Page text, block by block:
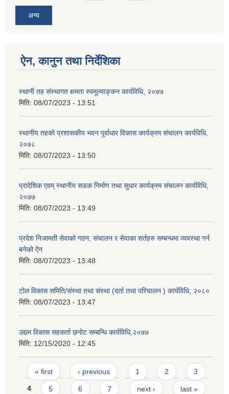
अन्य
ऐन, कानुन तथा निर्देशिका
स्थानी तह संस्थागत क्षमता स्वमूल्याङ्कन कार्यविधि, २०७७
मिति: 08/07/2023 - 13:51
स्थानीय तहको प्रशासकीय भवन पूर्वाधार विकास कार्यक्रम संचालन कार्यविधि,
२०७८
मिति: 08/07/2023 - 13:50
प्रादेशिक एवम् स्थानीय सडक निर्माण तथा सुधार कार्यक्रम संचालन कार्यविधि,
२०७७
मिति: 08/07/2023 - 13:49
प्रदेश निजामती सेवाको गठन, संचालन र सेवाका शर्तहरु सम्बन्धमा व्यवस्था गर्न
बनेको ऐन
मिति: 08/07/2023 - 13:48
टोल विकास समिति/संस्था तथा संस्था (दर्ता तथा परिचालन ) कार्यविधि, २०८०
मिति: 08/07/2023 - 13:47
उद्यम विकास सहकर्ता छनोट सम्बन्धि कार्यविधि,२०७७
मिति: 12/15/2020 - 12:45
Pages
« first ‹ previous 1 2 3
4 5 6 7 next › last »